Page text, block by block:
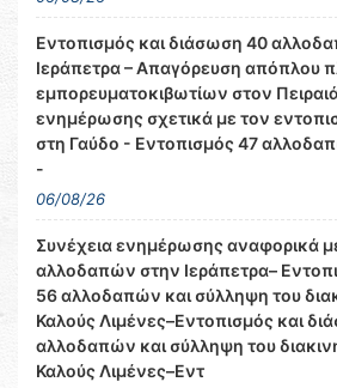
Εντοπισμός και διάσωση 40
Ιεράπετρα – Απαγόρευση απόπλου
εμπορευματοκιβωτίων στον
ενημέρωσης σχετικά με τον
στη Γαύδο - Εντοπισμός 47
-
06/08/26
Συνέχεια ενημέρωσης αναφορικά
αλλοδαπών στην Ιεράπετρα–
56 αλλοδαπών και σύλληψη του
Καλούς Λιμένες–Εντοπισμός και
αλλοδαπών και σύλληψη του
Καλούς Λιμένες–Εντ